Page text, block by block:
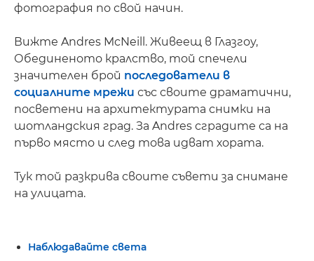
фотография по свой начин.
Вижте Andres McNeill. Живеещ в Глазгоу,
Обединеното кралство, той спечели
значителен брой последователи в
социалните мрежи със своите драматични,
посветени на архитектурата снимки на
шотландския град. За Andres сградите са на
първо място и след това идват хората.
Тук той разкрива своите съвети за снимане
на улицата.
Наблюдавайте света